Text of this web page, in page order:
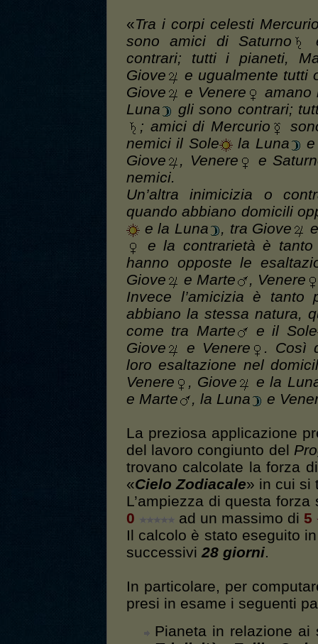
«Tra i corpi celesti
sono amici di Saturno
contrari; tutti i pianeti,
Giove
e ugualmente tutti
Giove
e Venere
amano
Luna
gli sono contrari;
; amici di Mercurio
nemici il Sole
la Luna
Giove
, Venere
e
nemici.
Un’altra inimicizia o
quando abbiano domicili
e la Luna
, tra Giove
e la contrarietà è
hanno opposte le
Giove
e Marte
, Venere
Invece l’amicizia è
abbiano la stessa natura,
come tra Marte
e il Sole
Giove
e Venere
. Così
loro esaltazione nel
Venere
, Giove
e la
e Marte
, la Luna
e
La preziosa applicazione
del lavoro congiunto del
trovano calcolate la forza
«Cielo Zodiacale» in cui si
L’ampiezza di questa
0
ad un massimo di 5
Il calcolo è stato eseguito
successivi28 giorni.
In particolare, per
presi in esame i seguenti
Pianeta in relazione